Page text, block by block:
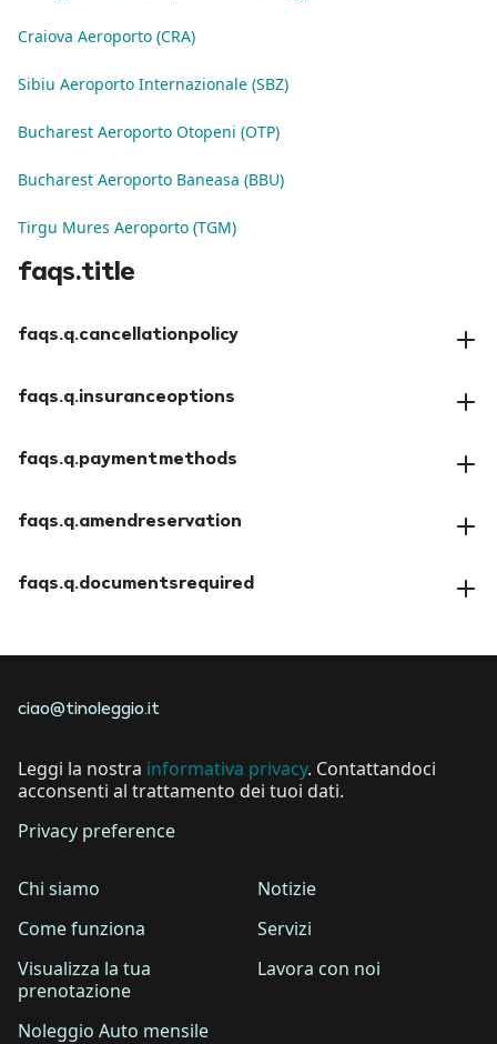
Craiova Aeroporto (CRA)
Sibiu Aeroporto Internazionale (SBZ)
Bucharest Aeroporto Otopeni (OTP)
Bucharest Aeroporto Baneasa (BBU)
Tirgu Mures Aeroporto (TGM)
faqs.title
faqs.q.cancellationpolicy
faqs.q.insuranceoptions
faqs.q.paymentmethods
faqs.q.amendreservation
faqs.q.documentsrequired
ciao@tinoleggio.it
Leggi la nostra informativa privacy. Contattandoci
acconsenti al trattamento dei tuoi dati.
Privacy preference
Chi siamo
Come funziona
Visualizza la tua
prenotazione
Noleggio Auto mensile
Notizie
Servizi
Lavora con noi